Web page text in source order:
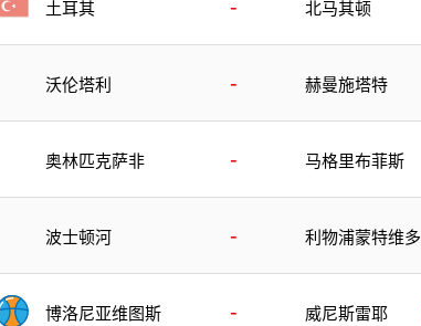
土耳其 - 北马其顿
沃伦塔利 - 赫曼施塔特
奥林匹克萨非 - 马格里布菲斯
波士顿河 - 利物浦蒙特维多
博洛尼亚维图斯 - 威尼斯雷耶